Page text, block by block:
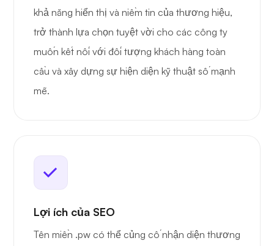
khả năng hiển thị và niềm tin của thương hiệu,
trở thành lựa chọn tuyệt vời cho các công ty
muốn kết nối với đối tượng khách hàng toàn
cầu và xây dựng sự hiện diện kỹ thuật số mạnh
mẽ.
Lợi ích của SEO
Tên miền .pw có thể củng cố nhận diện thương